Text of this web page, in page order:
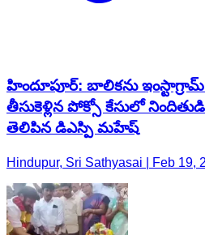
హిందూపూర్‌: బాలికను
తీసుకెళ్లిన పోక్సో కేసులో
తెలిపిన డిఎస్పి మహేష్
Hindupur, Sri Sathyasai | Feb 19,